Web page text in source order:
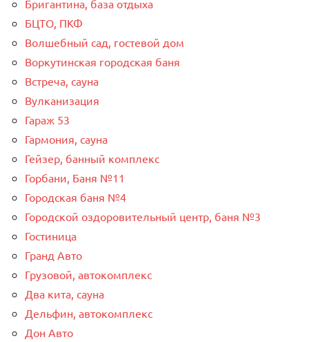
Бригантина, база отдыха
БЦТО, ПКФ
Волшебный сад, гостевой дом
Воркутинская городская баня
Встреча, сауна
Вулканизация
Гараж 53
Гармония, сауна
Гейзер, банный комплекс
Горбани, Баня №11
Городская баня №4
Городской оздоровительный центр, баня №3
Гостиница
Гранд Авто
Грузовой, автокомплекс
Два кита, сауна
Дельфин, автокомплекс
Дон Авто